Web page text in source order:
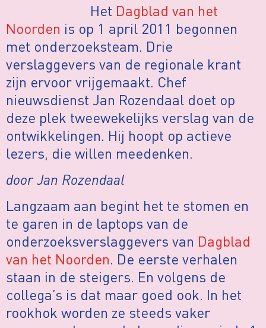
Het Dagblad van het
Noorden is op 1 april 2011 begonnen
met onderzoeksteam. Drie
verslaggevers van de regionale krant
zijn ervoor vrijgemaakt. Chef
nieuwsdienst Jan Rozendaal doet op
deze plek tweewekelijks verslag van de
ontwikkelingen. Hij hoopt op actieve
lezers, die willen meedenken.
door Jan Rozendaal
Langzaam aan begint het te stomen en
te garen in de laptops van de
onderzoeksverslaggevers van Dagblad
van het Noorden. De eerste verhalen
staan in de steigers. En volgens de
collega’s is dat maar goed ook. In het
rookhok worden ze steeds vaker